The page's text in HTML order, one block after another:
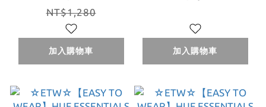
HAT 透氣 戶外 登
山 漁夫帽
NT$1,280
加入購物車
HOODIE 連帽T 帽
T 黑 灰
加入購物車